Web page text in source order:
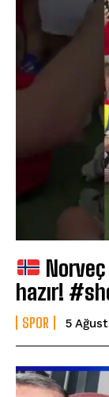
hazır!
SPOR 5